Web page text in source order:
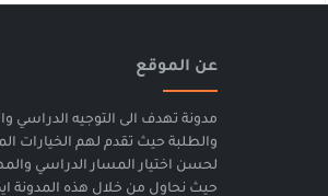
عن الموقع
مدونة تهدف الى التوجيه الدراسي
والطلبة حيث تقدم لهم الخيارات
لحسن اختيار المسار الدراسي
حيث نحاول من خلال هذه المدونة